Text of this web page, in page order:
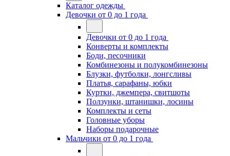
Каталог одежды
Девочки от 0 до 1 года
Девочки от 0 до 1 года
Конверты и комплекты
Боди, песочники
Комбинезоны и полукомбинезоны
Блузки, футболки, лонгсливы
Платья, сарафаны, юбки
Куртки, джемпера, свитшоты
Ползунки, штанишки, лосины
Комплекты и сеты
Головные уборы
Наборы подарочные
Мальчики от 0 до 1 года